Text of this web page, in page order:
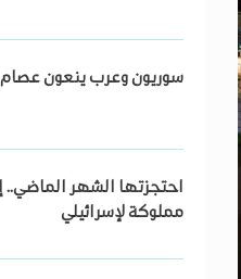
سوريون وعرب ينعون عصام
احتجزتها الشهر
مملوكة لإسرائيلي